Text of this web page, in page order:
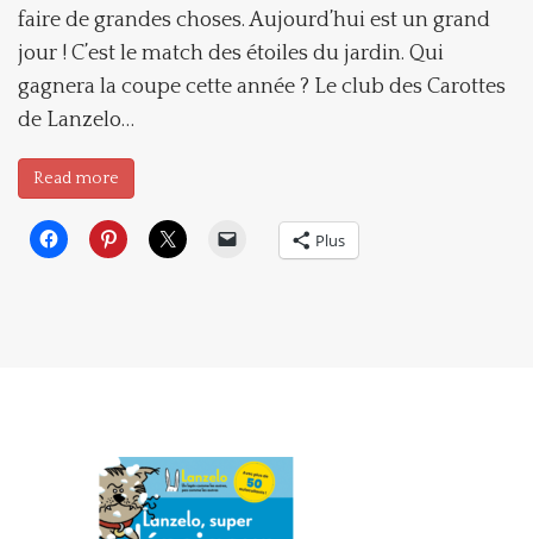
faire de grandes choses. Aujourd’hui est un grand
jour ! C’est le match des étoiles du jardin. Qui
gagnera la coupe cette année ? Le club des Carottes
de Lanzelo…
Read more
Plus